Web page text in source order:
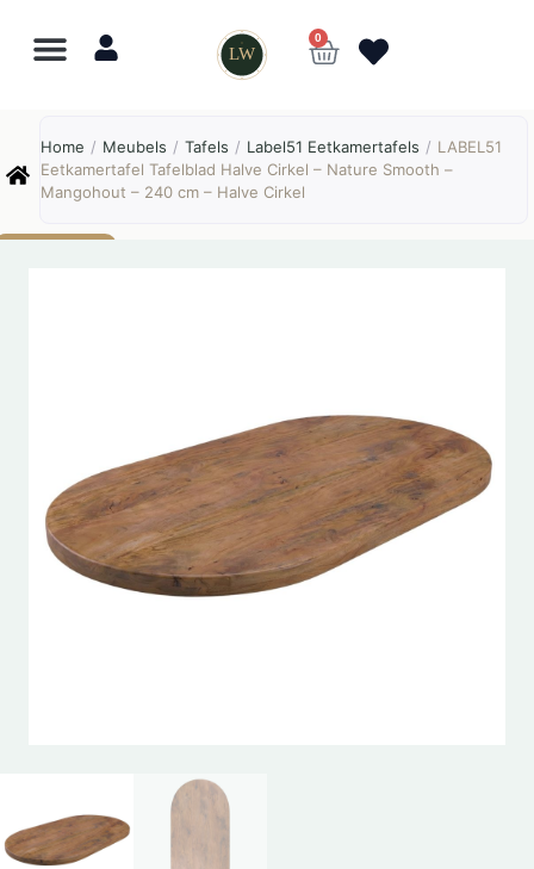
LW
0
Home / Meubels / Tafels / Label51 Eetkamertafels / LABEL51
Eetkamertafel Tafelblad Halve Cirkel – Nature Smooth –
Mangohout – 240 cm – Halve Cirkel
Online
⎯ ✕